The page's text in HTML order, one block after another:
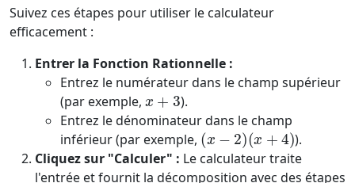
Suivez ces étapes pour utiliser le calculateur
efficacement :
Entrer la Fonction Rationnelle :
Entrez le numérateur dans le champ supérieur
(par exemple,
x+3
).
Entrez le dénominateur dans le champ
inférieur (par exemple,
(x−2) (x+4)
).
Cliquez sur "Calculer" : Le calculateur traite
l'entrée et fournit la décomposition avec des étapes